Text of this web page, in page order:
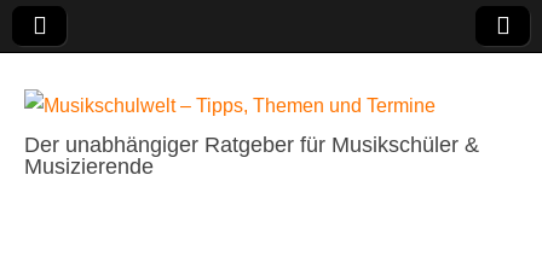
Der unabhängiger Ratgeber für Musikschüler &
Musizierende